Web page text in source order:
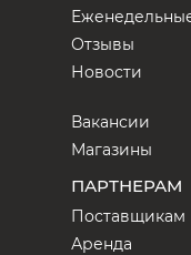
Отзывы
Новости
Вакансии
Магазины
ПАРТНЕРАМ
Поставщикам
Аренда